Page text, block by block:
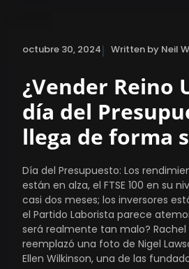
octubre 30, 2024| Written by Neil
¿Vender Reino
día del
llega de forma
Día del Presupuesto: Los
están en alza, el FTSE 100 en su
casi dos meses; los inversores
el Partido Laborista parece
será realmente tan malo? Rachel
reemplazó una foto de Nigel
Ellen Wilkinson, una de las